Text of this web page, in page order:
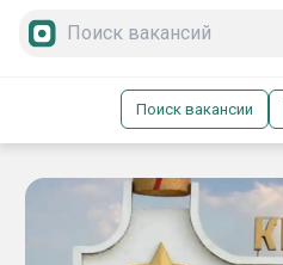
Поиск вакансии